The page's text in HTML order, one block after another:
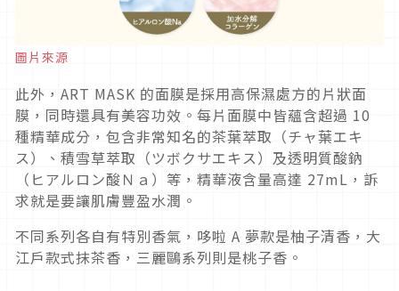
圖片來源
此外，ART MASK 的面膜是採用高保濕處方的片狀面
膜，同時還具有美容功效。每片面膜中皆蘊含超過 10
種精華成分，包含非常知名的茶葉萃取（チャ葉エキ
ス）、積雪草萃取（ツボクサエキス）及透明質酸鈉
（ヒアルロン酸Ｎａ）等，精華液含量高達 27mL，訴
求就是要讓肌膚豐盈水潤。
不同系列各自有特別香氣，哆啦 A 夢款是柚子清香，大
江戶款式抹茶香，三麗鷗系列則是桃子香。